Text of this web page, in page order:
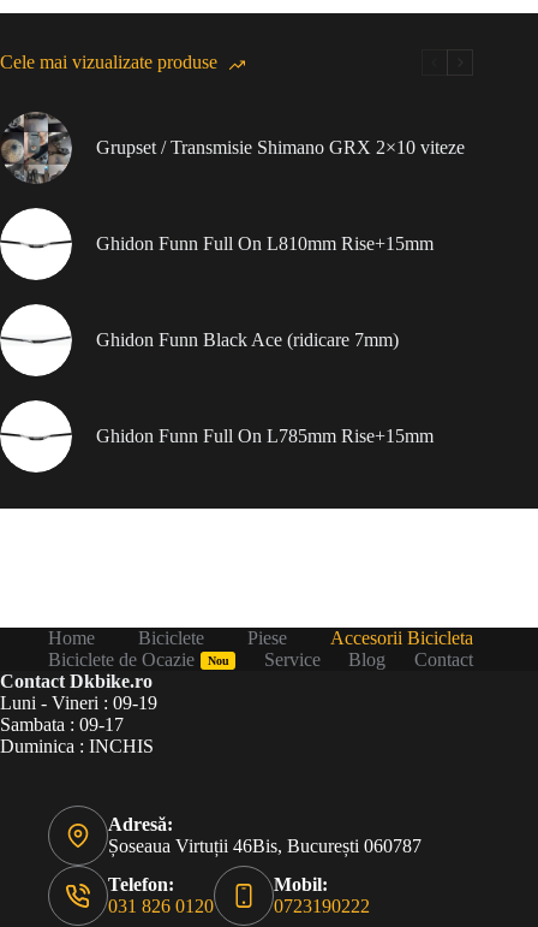
Cele mai vizualizate produse
Grupset / Transmisie Shimano GRX 2×10 viteze
Ghidon Funn Full On L810mm Rise+15mm
Ghidon Funn Black Ace (ridicare 7mm)
Ghidon Funn Full On L785mm Rise+15mm
Home Biciclete Piese
Accesorii Bicicleta
Biciclete de Ocazie
Nou Service Blog
Contact
Contact Dkbike.ro
Luni - Vineri : 09-19
Sambata : 09-17
Duminica : INCHIS
Adresă:
Șoseaua Virtuții 46Bis, București 060787
Telefon:
031 826 0120
Mobil:
0723190222